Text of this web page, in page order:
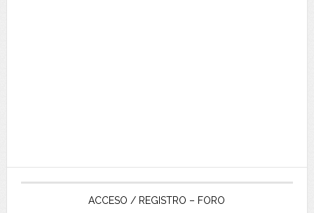
ACCESO / REGISTRO – FORO